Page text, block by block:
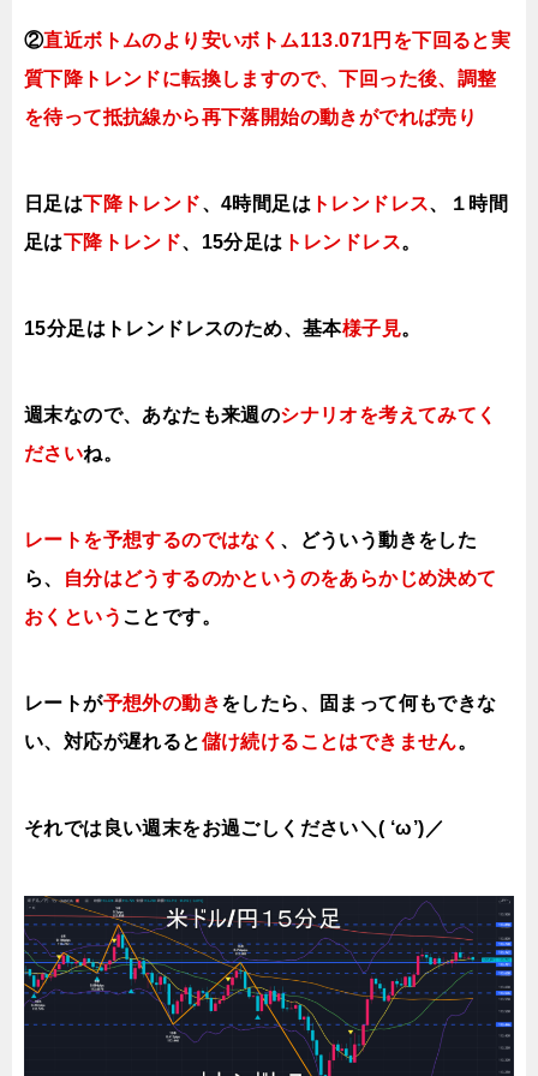
②直近ボトムのより安いボトム113.071円を下回ると実
質下降トレンドに転換しますので、下回った後、調整
を待って抵抗線から再下落開始の動きがでれば売り
日足は下降トレンド、4時間足は ト レンドレス、１時間
足は下降トレンド、15分足は ト レンドレス。
15分足は トレンドレスのため、基本様子見。
週末なので、あなたも来週のシナリオを考えてみてく
ださいね。
レートを予想するのではなく 、どういう動きをした
ら、
自分はどうするのかというのをあらかじめ決めて
おくという ことです。
レートが予想外の動きをしたら、固まって何もできな
い、対応が遅れると儲け続けることはできません。
それでは良い週末をお過ごしください＼( ‘ω’)／